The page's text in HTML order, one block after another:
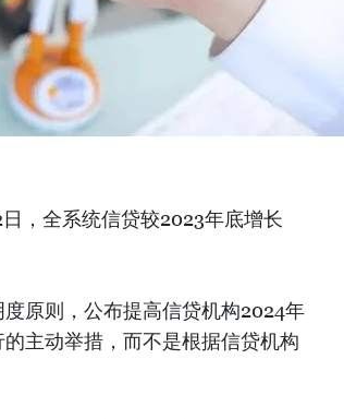
，全系统信贷较2023年底增长
原则，公布提高信贷机构2024年
主动举措，而不是根据信贷机构